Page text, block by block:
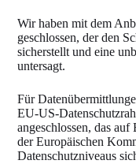
Wir haben mit dem
geschlossen, der den
sicherstellt und eine
untersagt.
Für
EU-US-
angeschlossen, das auf
der Europäischen
Datenschutzniveaus